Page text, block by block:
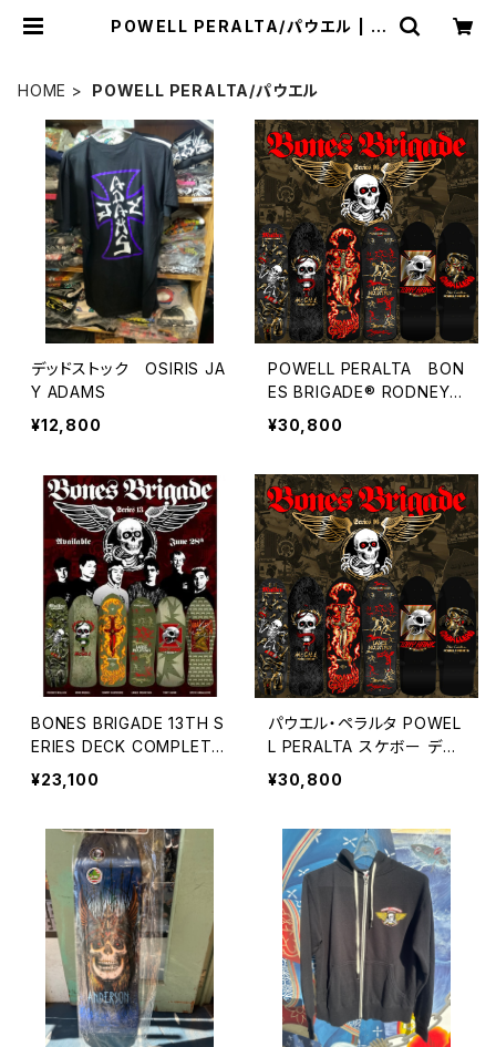
POWELL PERALTA/パウエル | C
HOME POWELL PERALTA/パウエル
デッドストック OSIRIS JA
Y ADAMS
¥12,800
POWELL PERALTA BON
ES BRIGADE® RODNEY
MULLEN SERIES 16 REIS
SUE DECK BLACK/GOLD
¥30,800
BONES BRIGADE 13TH S
ERIES DECK COMPLETE
SETボーンズ・ブリゲード デ
ッキ Powell Peralta Cab
¥23,100
パウエル・ペラルタ POWEL
L PERALTA スケボー デッ
キ 10 BONES BRIGADE®
TONY HAWK SERIES 16
OLD トニー・ホーク ボーン
ズ・ブリゲード ブラック ゴー
ルド 限定 オールドスクール
リイシュー スケボー
¥30,800